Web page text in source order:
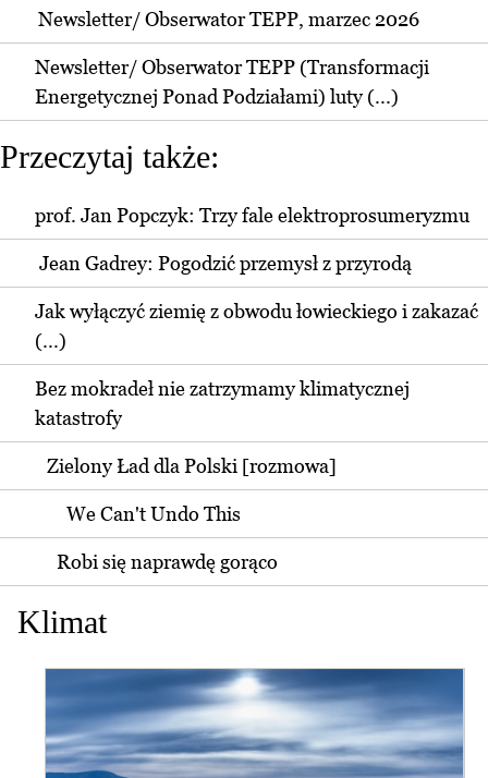
Newsletter/ Obserwator TEPP, marzec 2026
Newsletter/ Obserwator TEPP (Transformacji
Energetycznej Ponad Podziałami) luty (...)
Przeczytaj także:
prof. Jan Popczyk: Trzy fale elektroprosumeryzmu
Jean Gadrey: Pogodzić przemysł z przyrodą
Jak wyłączyć ziemię z obwodu łowieckiego i zakazać
(...)
Bez mokradeł nie zatrzymamy klimatycznej
katastrofy
Zielony Ład dla Polski [rozmowa]
We Can't Undo This
Robi się naprawdę gorąco
Klimat